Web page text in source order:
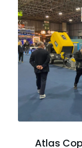
Atlas